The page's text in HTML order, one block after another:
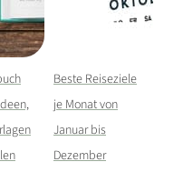
Beste Reiseziele
je Monat von
Januar bis
Dezember